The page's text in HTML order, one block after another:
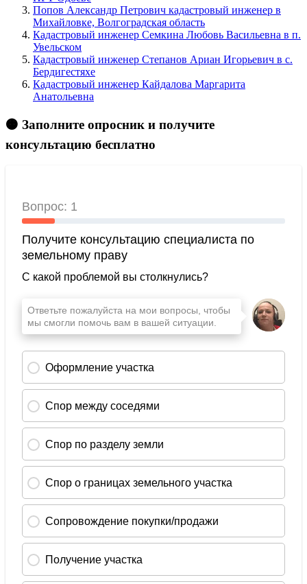
Попов Александр Петрович кадастровый инженер в
Михайловке, Волгоградская область
Кадастровый инженер Семкина Любовь Васильевна в п.
Увельском
Кадастровый инженер Степанов Ариан Игорьевич в c.
Бердигестяхе
Кадастровый инженер Кайдалова Маргарита
Анатольевна
🟠 Заполните опросник и получите
консультацию бесплатно